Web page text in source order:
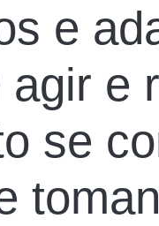
e
agir e
se